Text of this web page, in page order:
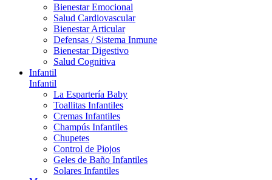
Bienestar Emocional
Salud Cardiovascular
Bienestar Articular
Defensas / Sistema Inmune
Bienestar Digestivo
Salud Cognitiva
Infantil
Infantil
La Espartería Baby
Toallitas Infantiles
Cremas Infantiles
Champús Infantiles
Chupetes
Control de Piojos
Geles de Baño Infantiles
Solares Infantiles